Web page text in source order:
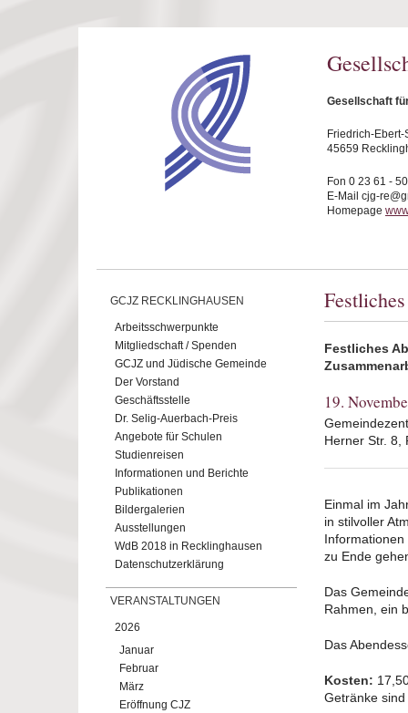
Gesellschaft
Friedrich-Ebert-
45659
Fon 0 23 61 -
E-Mail cjg-
Homepage
GCJZ RECKLINGHAUSEN
Arbeitsschwerpunkte
Mitgliedschaft / Spenden
GCJZ und Jüdische Gemeinde
Der Vorstand
Geschäftsstelle
Dr. Selig-Auerbach-Preis
Angebote für Schulen
Studienreisen
Informationen und Berichte
Publikationen
Bildergalerien
Ausstellungen
WdB 2018 in Recklinghausen
Datenschutzerklärung
VERANSTALTUNGEN
2026
Januar
Februar
März
Eröffnung CJZ
Festliches
19.
Herner Str. 8,
Einmal im
in stilvoller
zu Ende
Das
Rahmen, ein
Das
Kosten:
Getränke